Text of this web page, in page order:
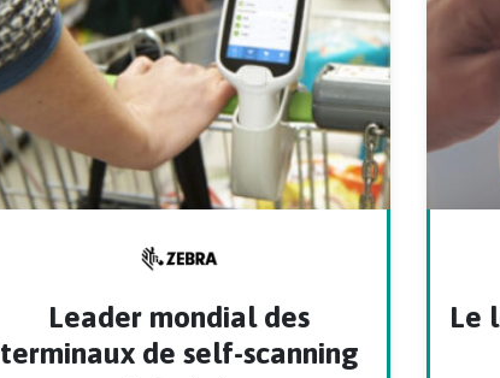
Leader mondial des
terminaux de self-scanning
Le